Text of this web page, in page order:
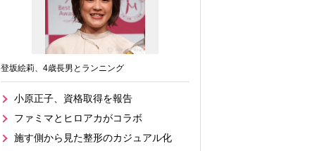
登坂絵莉、4歳長男とランニング
小原正子、資格取得を報告
ファミマとヒロアカがコラボ
施す側から見た整形のカジュアル化